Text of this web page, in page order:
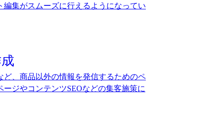
集がスムーズに行えるようになってい
、商品以外の情報を発信するためのペ
ジやコンテンツSEOなどの集客施策に